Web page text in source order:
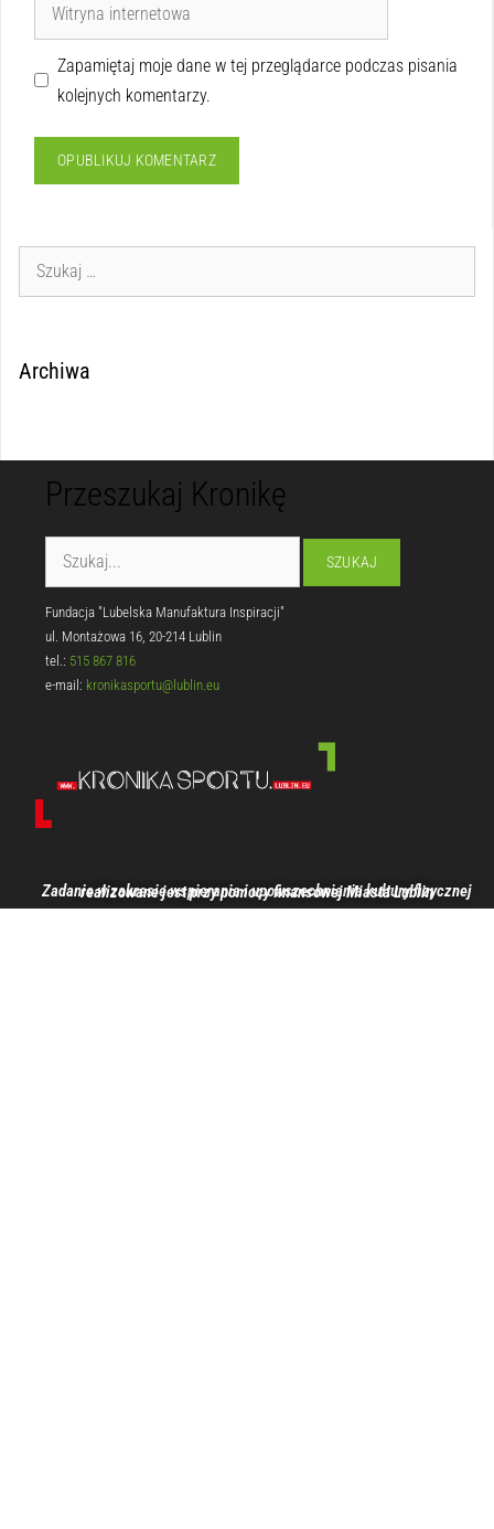
Zapamiętaj moje dane w tej przeglądarce podczas pisania
kolejnych komentarzy.
Archiwa
Przeszukaj Kronikę
Fundacja "Lubelska Manufaktura Inspiracji"
ul. Montażowa 16, 20-214 Lublin
tel.: 515 867 816
e-mail: kronikasportu@lublin.eu
Zadanie w zakresie wspierania i upowszechniania kultury fizycznej realizowane jest przy pomocy finansowej Miasta Lublin